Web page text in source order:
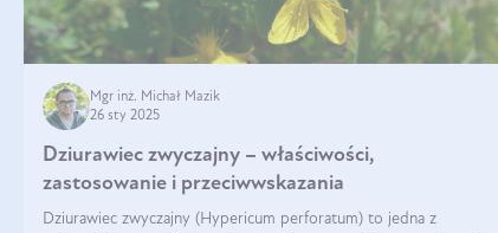
Mgr inż. Michał Mazik
26 sty 2025
Dziurawiec zwyczajny – właściwości,
zastosowanie i przeciwwskazania
Dziurawiec zwyczajny (Hypericum perforatum) to jedna z